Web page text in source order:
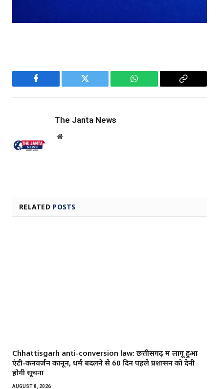
Facebook Twitter WhatsApp
Copy
The Janta News
Website
RELATED POSTS
Chhattisgarh anti-conversion law: छत्तीसगढ़ में लागू हुआ
एंटी-कनवर्जन कानून, धर्म बदलने से 60 दिन पहले प्रशासन को देनी
होगी सूचना
AUGUST 8, 2026